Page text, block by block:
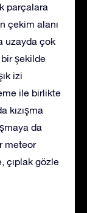
parçalara
çekim alanı
uzayda çok
bir şekilde
izi
ile birlikte
kızışma
da
meteor
çıplak gözle